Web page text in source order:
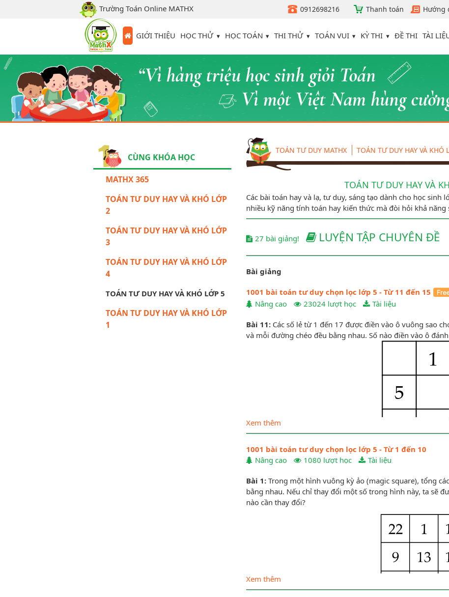
Trường Toán Online MATHX 0912698216 Thanh toán Hướng
GIỚI THIỆU HỌC THỬ HỌC TOÁN THI THỬ TOÁN VUI KỲ THI ĐỀ THI TÀI
CÙNG KHÓA HỌC
MATHX 365
TOÁN TƯ DUY HAY VÀ KHÓ LỚP
2
TOÁN TƯ DUY HAY VÀ KHÓ LỚP
3
TOÁN TƯ DUY HAY VÀ KHÓ LỚP
4
TOÁN TƯ DUY HAY VÀ KHÓ LỚP 5
TOÁN TƯ DUY HAY VÀ KHÓ LỚP
1
TOÁN TƯ DUY MATHX TOÁN TƯ DUY HAY VÀ KHÓ
TOÁN TƯ DUY HAY VÀ
Các bài toán hay và lạ, tư duy, sáng tạo dành cho học sinh
nhiều kỹ năng tính toán hay kiến thức mà đòi hỏi khả năng
27 bài giảng! LUYỆN TẬP CHUYÊN ĐỀ
Bài giảng
1001 bài toán tư duy chọn lọc lớp 5 - Từ 11 đến 15
Nâng cao
23024 lượt học Tài liệu
Bài 11: Các số lẻ từ 1 đến 17 được điền vào ô vuông sao
và mỗi đường chéo đều bằng nhau. Số nào điền vào ô
Xem thêm
1001 bài toán tư duy chọn lọc lớp 5 - Từ 1 đến 10
Nâng cao
1080 lượt học Tài liệu
Bài 1:Trong một hình vuông kỳ ảo (magic square), tổng
bằng nhau. Nếu chỉ thay đổi một số trong hình này, ta sẽ
nào cần thay đổi?
Xem thêm